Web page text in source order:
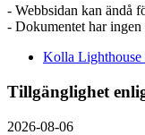
- Webbsidan kan ändå
- Dokumentet har
Kolla Lighthouse
Tillgänglighet
2026-08-06